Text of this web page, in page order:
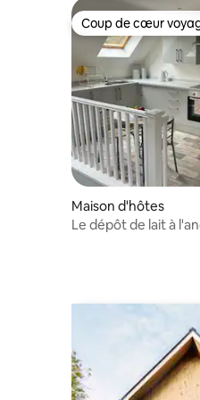
Coup de cœur
Coup de cœur
Maison d'hôtes
Le dépôt de lait à